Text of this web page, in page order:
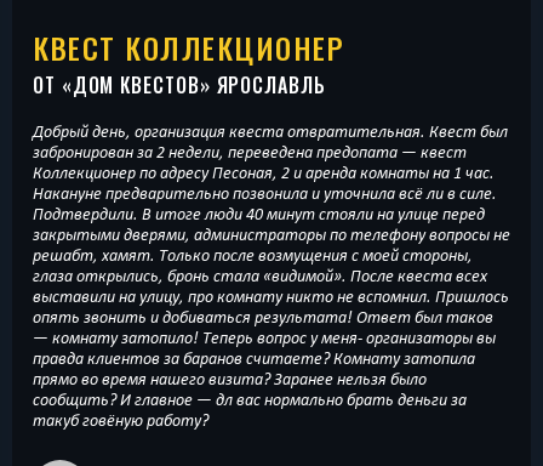
КВЕСТ КОЛЛЕКЦИОНЕР
ОТ «ДОМ КВЕСТОВ» ЯРОСЛАВЛЬ
Добрый день, организация квеста отвратительная. Квест был
забронирован за 2 недели, переведена предопата — квест
Коллекционер по адресу Песоная, 2 и аренда комнаты на 1 час.
Накануне предварительно позвонила и уточнила всё ли в силе.
Подтвердили. В итоге люди 40 минут стояли на улице перед
закрытыми дверями, администраторы по телефону вопросы не
решабт, хамят. Только после возмущения с моей стороны,
глаза открылись, бронь стала «видимой». После квеста всех
выставили на улицу, про комнату никто не вспомнил. Пришлось
опять звонить и добиваться результата! Ответ был таков
— комнату затопило! Теперь вопрос у меня- организаторы вы
правда клиентов за баранов считаете? Комнату затопила
прямо во время нашего визита? Заранее нельзя было
сообщить? И главное — дл вас нормально брать деньги за
такуб говёную работу?